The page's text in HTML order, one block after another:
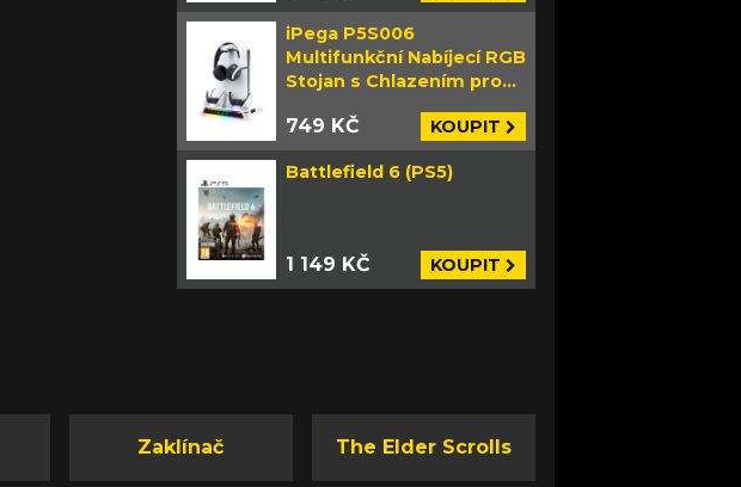
iPega P5S006
Multifunkční Nabíjecí RGB
Stojan s Chlazením pro
749 KČ KOUPIT
Battlefield 6 (PS5)
1 149 KČ KOUPIT
Zaklínač The Elder Scrolls